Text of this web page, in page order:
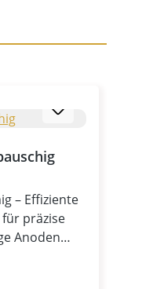
– Effiziente
präzise
Anoden
Preis: